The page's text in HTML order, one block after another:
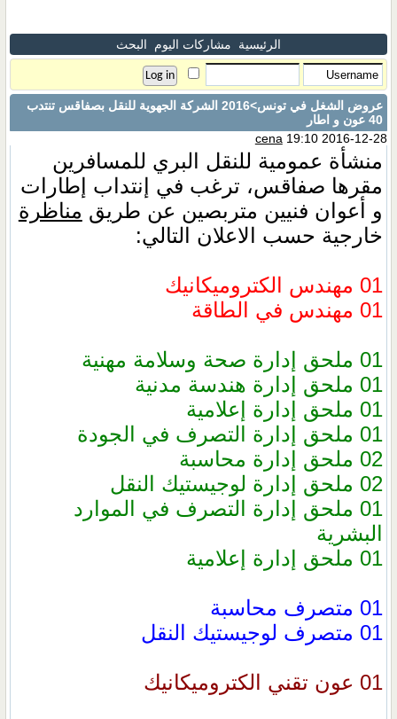
الرئيسية مشاركات اليوم البحث
عروض الشغل في تونس
>2016 الشركة الجهوية للنقل بصفاقس تنتدب
40 عون و اطار
cena 19:10 2016-12-28
منشأة عمومية للنقل البري للمسافرين
مقرها صفاقس، ترغب في إنتداب إطارات
و أعوان فنيين متربصين عن طريق مناظرة
خارجية حسب الاعلان التالي:
01 مهندس الكتروميكانيك
01 مهندس في الطاقة
01 ملحق إدارة صحة وسلامة مهنية
01 ملحق إدارة هندسة مدنية
01 ملحق إدارة إعلامية
01 ملحق إدارة التصرف في الجودة
02 ملحق إدارة محاسبة
02 ملحق إدارة لوجيستيك النقل
01 ملحق إدارة التصرف في الموارد
البشرية
01 ملحق إدارة إعلامية
01 متصرف محاسبة
01 متصرف لوجيستيك النقل
01 عون تقني الكتروميكانيك